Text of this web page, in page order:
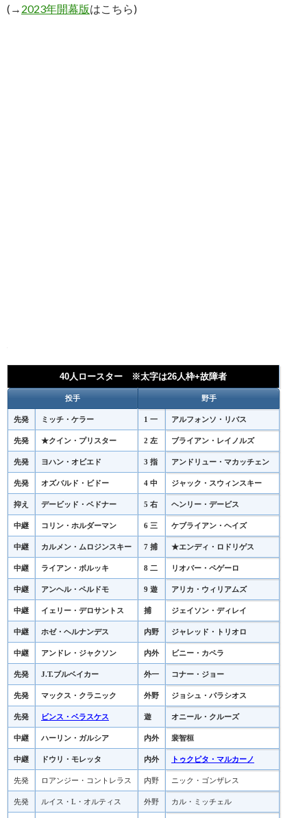
(→ 2023年開幕版はこちら)
40人ロースター ※太字は26人枠+故障者
投手 野手
先発 ミッチ・ケラー 1 一 アルフォンソ・リバス
先発 ★クイン・プリスター 2 左 ブライアン・レイノルズ
先発 ヨハン・オビエド 3 指 アンドリュー・マカッチェン
先発 オズバルド・ビドー 4 中 ジャック・スウィンスキー
抑え デービッド・ベドナー 5 右 ヘンリー・デービス
中継 コリン・ホルダーマン 6 三 ケブライアン・ヘイズ
中継 カルメン・ムロジンスキー 7 捕 ★エンディ・ロドリゲス
中継 ライアン・ボルッキ 8 二 リオバー・ペゲーロ
中継 アンヘル・ペルドモ 9 遊 アリカ・ウィリアムズ
中継 イェリー・デロサントス 捕 ジェイソン・ディレイ
中継 ホゼ・ヘルナンデス 内野 ジャレッド・トリオロ
中継 アンドレ・ジャクソン 内外 ビニー・カペラ
先発 J.T.ブルベイカー 外一 コナー・ジョー
先発 マックス・クラニック 外野 ジョシュ・パラシオス
先発 ビンス・ベラスケス 遊 オニール・クルーズ
中継 ハーリン・ガルシア 内外 裴智桓
中継 ドウリ・モレッタ 内外 トゥクピタ・マルカーノ
先発 ロアンジー・コントレラス 内野 ニック・ゴンザレス
先発 ルイス・L・オルティス 外野 カル・ミッチェル